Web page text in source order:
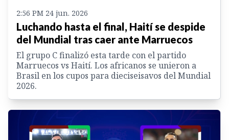
2:56 PM 24 jun. 2026
Luchando hasta el final, Haití se despide
del Mundial tras caer ante Marruecos
El grupo C finalizó esta tarde con el partido
Marruecos vs Haití. Los africanos se unieron a
Brasil en los cupos para dieciseisavos del Mundial
2026.